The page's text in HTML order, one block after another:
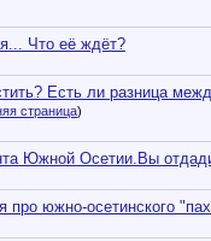
Что её ждёт?
Есть ли разница
страница)
Южной Осетии.Вы
про южно-осетинского